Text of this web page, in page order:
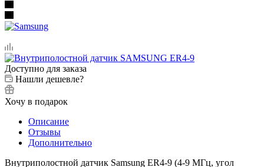
Доступно для заказа
Нашли дешевле?
Хочу в подарок
Описание
Отзывы
Дополнительно
Внутриполостной датчик Samsung ER4-9 (4-9 МГц, угол